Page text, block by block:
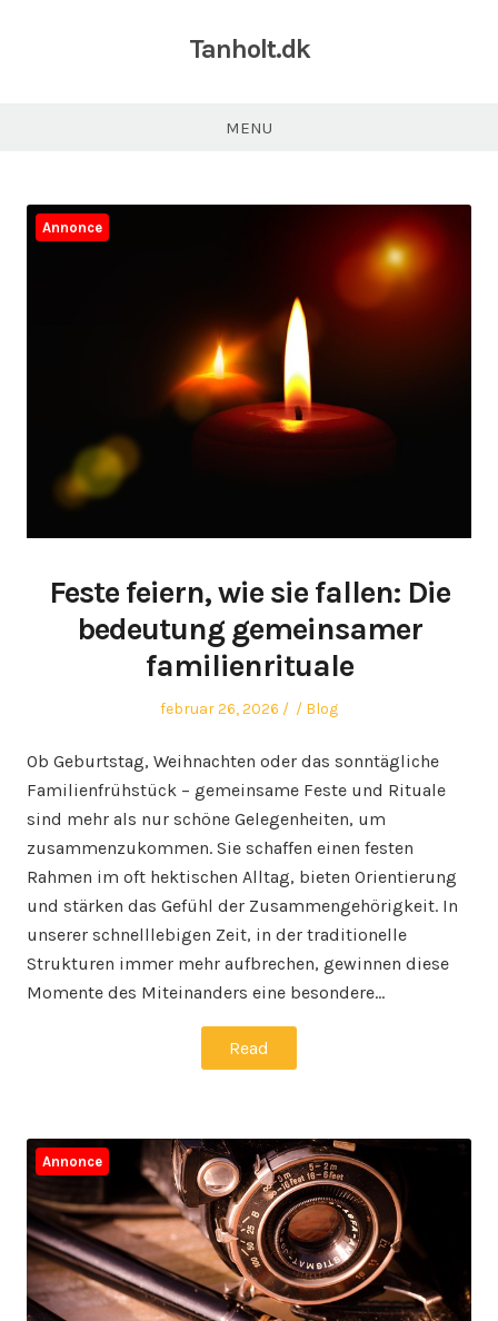
Tanholt.dk
MENU
Annonce
Feste feiern, wie sie fallen: Die
bedeutung gemeinsamer
familienrituale
Posted
februar 26, 2026 Author
Posted
Blog
Ob Geburtstag, Weihnachten oder das sonntägliche
Familienfrühstück – gemeinsame Feste und Rituale
sind mehr als nur schöne Gelegenheiten, um
zusammenzukommen. Sie schaffen einen festen
Rahmen im oft hektischen Alltag, bieten Orientierung
und stärken das Gefühl der Zusammengehörigkeit. In
unserer schnelllebigen Zeit, in der traditionelle
Strukturen immer mehr aufbrechen, gewinnen diese
Momente des Miteinanders eine besondere…
Read
Annonce